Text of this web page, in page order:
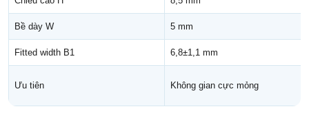
Bề dày W 5 mm
Fitted width B1 6,8±1,1 mm
Ưu tiên Không gian cực mỏng